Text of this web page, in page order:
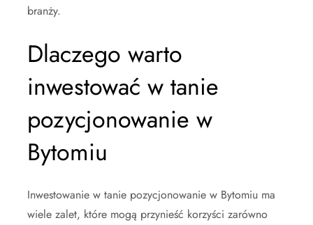
branży.
Dlaczego warto
inwestować w tanie
pozycjonowanie w
Bytomiu
Inwestowanie w tanie pozycjonowanie w Bytomiu ma
wiele zalet, które mogą przynieść korzyści zarówno